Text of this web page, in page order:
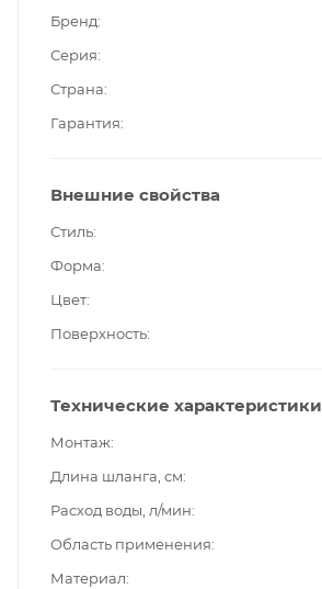
Бренд
Серия
Страна
Гарантия
Внешние свойства
Стиль
Форма
Цвет
Поверхность
Технические характеристики
Монтаж
Длина шланга, см
Расход воды, л/мин
Область применения
Материал